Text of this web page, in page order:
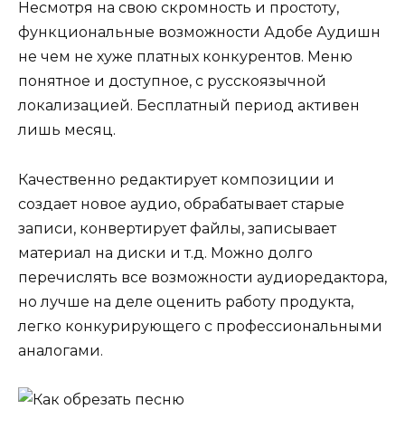
Несмотря на свою скромность и простоту,
функциональные возможности Адобе Аудишн
не чем не хуже платных конкурентов. Меню
понятное и доступное, с русскоязычной
локализацией. Бесплатный период активен
лишь месяц.
Качественно редактирует композиции и
создает новое аудио, обрабатывает старые
записи, конвертирует файлы, записывает
материал на диски и т.д. Можно долго
перечислять все возможности аудиоредактора,
но лучше на деле оценить работу продукта,
легко конкурирующего с профессиональными
аналогами.